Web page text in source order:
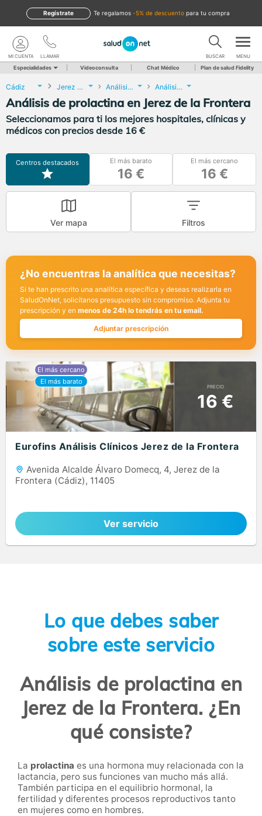
te regalamos -5% de descuento para tu compra
Regístrate
LLAMAR
MI CUENTA BUSCAR MENU
Especialidades Videoconsulta Chat Médico Plan de salud Fidelity
Cádiz Jerez de la Frontera Análisis Clínicos Análisis de prolactina
Análisis de prolactina en Jerez de la Frontera
Seleccionamos para ti los mejores hospitales, clínicas y
médicos con precios desde 16 €
Centros destacados El más barato
16 €
El más cercano
16 €
Ver mapa Filtros
¿No encuentras la analítica que necesitas?
Si te han prescrito una analítica específica y deseas realizarla en
SaludOnNet, solicítanos presupuesto sin compromiso. Adjunta tu
prescripción y en menos de 24h lo tendrás en tu email.
Adjuntar prescripción
PRECIO
16 €
Eurofins Análisis Clínicos Jerez de la Frontera
Avenida Alcalde Álvaro Domecq, 4, Jerez de la
Frontera (Cádiz), 11405
Ver servicio
Lo que debes saber
sobre este servicio
Análisis de prolactina en
Jerez de la Frontera. ¿En
qué consiste?
La prolactina es una hormona muy relacionada con la
lactancia, pero sus funciones van mucho más allá.
También participa en el equilibrio hormonal, la
fertilidad y diferentes procesos reproductivos tanto
en mujeres como en hombres.